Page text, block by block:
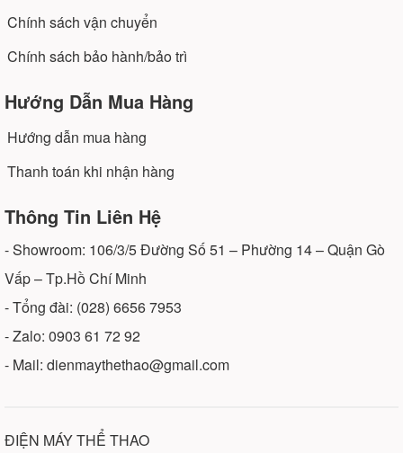
Chính sách vận chuyển
Chính sách bảo hành/bảo trì
Hướng Dẫn Mua Hàng
Hướng dẫn mua hàng
Thanh toán khi nhận hàng
Thông Tin Liên Hệ
- Showroom: 106/3/5 Đường Số 51 – Phường 14 – Quận Gò
Vấp – Tp.Hồ Chí Minh
- Tổng đài: (028) 6656 7953
- Zalo: 0903 61 72 92
- Mail: dienmaythethao@gmail.com
ĐIỆN MÁY THỂ THAO